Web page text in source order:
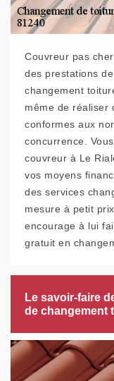
Couvreur pas
des prestations
changement
même de réaliser
conformes aux
concurrence.
couvreur à Le
vos moyens
des services
mesure à petit
encourage à lui
gratuit en
Le savoir-faire
de changement